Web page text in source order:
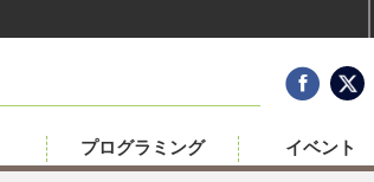
プログラミング イベント